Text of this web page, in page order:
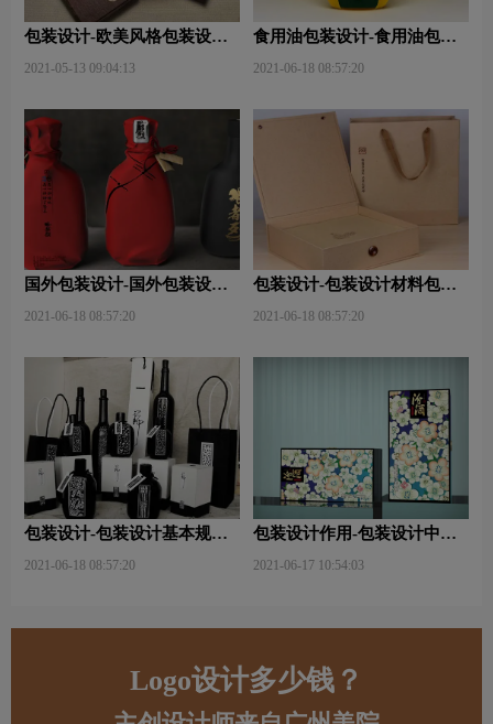
包装设计-欧美风格包装设
2021-05-13 09:04:13
食用油包装设计-食用油包装
2021-06-18 08:57:20
国外包装设计-国外包装设计
2021-06-18 08:57:20
包装设计-包装设计材料包含
2021-06-18 08:57:20
包装设计-包装设计基本规律
2021-06-18 08:57:20
包装设计作用-包装设计中文
2021-06-17 10:54:03
Logo设计多少钱？